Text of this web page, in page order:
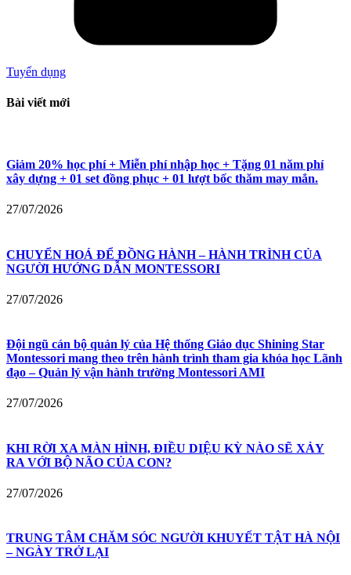
Tuyển dụng
Bài viết mới
Giảm 20% học phí + Miễn phí nhập học + Tặng 01 năm phí
xây dựng + 01 set đồng phục + 01 lượt bốc thăm may mắn.
27/07/2026
CHUYỂN HOÁ ĐỂ ĐỒNG HÀNH – HÀNH TRÌNH CỦA
NGƯỜI HƯỚNG DẪN MONTESSORI
27/07/2026
Đội ngũ cán bộ quản lý của Hệ thống Giáo dục Shining Star
Montessori mang theo trên hành trình tham gia khóa học Lãnh
đạo – Quản lý vận hành trường Montessori AMI
27/07/2026
KHI RỜI XA MÀN HÌNH, ĐIỀU DIỆU KỲ NÀO SẼ XẢY
RA VỚI BỘ NÃO CỦA CON?
27/07/2026
TRUNG TÂM CHĂM SÓC NGƯỜI KHUYẾT TẬT HÀ NỘI
– NGÀY TRỞ LẠI